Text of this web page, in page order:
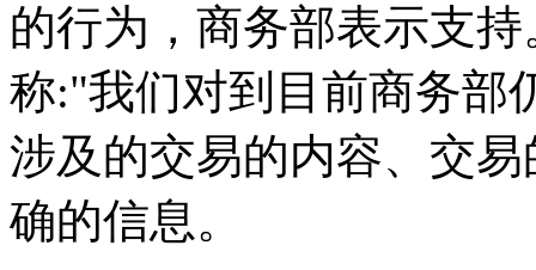
的行为，商务部表示支
称:"我们对到目前商务部
涉及的交易的内容、交
确的信息。